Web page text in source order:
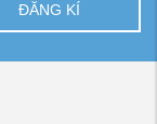
ĐĂNG KÍ